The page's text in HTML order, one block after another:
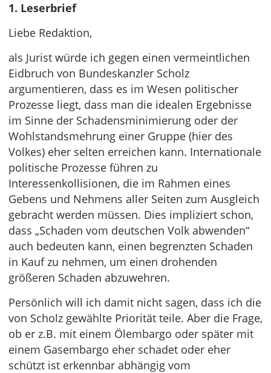
1. Leserbrief
Liebe Redaktion,
als Jurist würde ich gegen einen vermeintlichen
Eidbruch von Bundeskanzler Scholz
argumentieren, dass es im Wesen politischer
Prozesse liegt, dass man die idealen Ergebnisse
im Sinne der Schadensminimierung oder der
Wohlstandsmehrung einer Gruppe (hier des
Volkes) eher selten erreichen kann. Internationale
politische Prozesse führen zu
Interessenkollisionen, die im Rahmen eines
Gebens und Nehmens aller Seiten zum Ausgleich
gebracht werden müssen. Dies impliziert schon,
dass „Schaden vom deutschen Volk abwenden“
auch bedeuten kann, einen begrenzten Schaden
in Kauf zu nehmen, um einen drohenden
größeren Schaden abzuwehren.
Persönlich will ich damit nicht sagen, dass ich die
von Scholz gewählte Priorität teile. Aber die Frage,
ob er z.B. mit einem Ölembargo oder später mit
einem Gasembargo eher schadet oder eher
schützt ist erkennbar abhängig vom